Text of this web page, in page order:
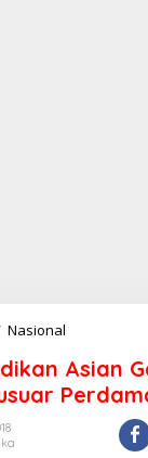
Nasional
t
u
Asian